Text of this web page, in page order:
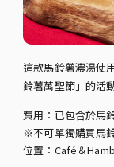
這款馬鈴薯濃湯使
鈴薯萬聖節」的活
費用：已包含於馬
※不可單獨購買馬
位置：Café＆